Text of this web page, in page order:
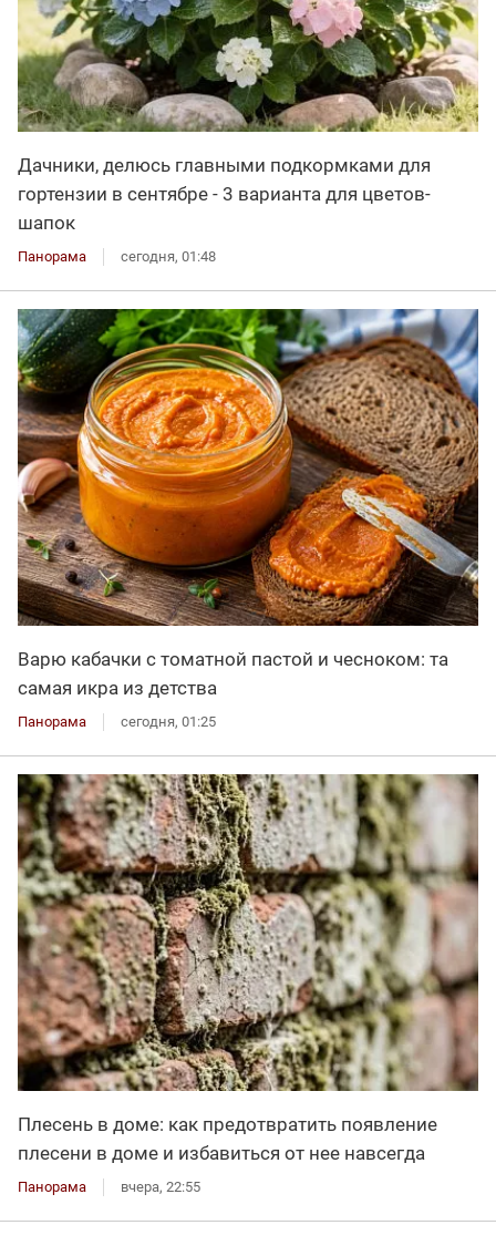
Дачники, делюсь главными подкормками для
гортензии в сентябре - 3 варианта для цветов-
шапок
Панорама сегодня, 01:48
Варю кабачки с томатной пастой и чесноком: та
самая икра из детства
Панорама сегодня, 01:25
Плесень в доме: как предотвратить появление
плесени в доме и избавиться от нее навсегда
Панорама вчера, 22:55